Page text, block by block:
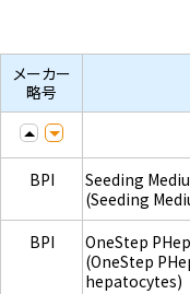
メーカー
略号
BPI
Seeding
(Seeding
BPI
OneStep
(OneStep
hepatocytes)